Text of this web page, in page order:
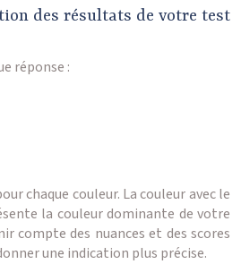
des résultats de votre test
réponse :
chaque couleur. La couleur avec le
la couleur dominante de votre
compte des nuances et des scores
une indication plus précise.